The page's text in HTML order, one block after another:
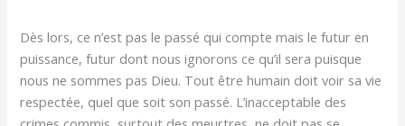
Dès lors, ce n’est pas le passé qui compte mais le futur en
puissance, futur dont nous ignorons ce qu’il sera puisque
nous ne sommes pas Dieu. Tout être humain doit voir sa vie
respectée, quel que soit son passé. L’inacceptable des